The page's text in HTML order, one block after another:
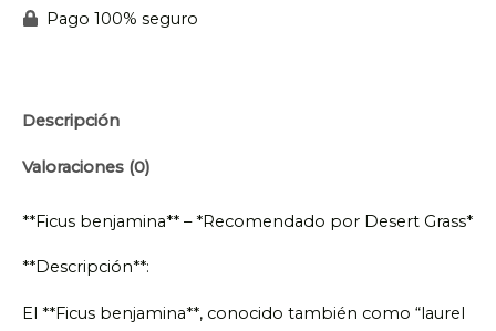
Pago 100% seguro
Descripción
Valoraciones (0)
**Ficus benjamina** – *Recomendado por Desert Grass*
**Descripción**:
El **Ficus benjamina**, conocido también como “laurel